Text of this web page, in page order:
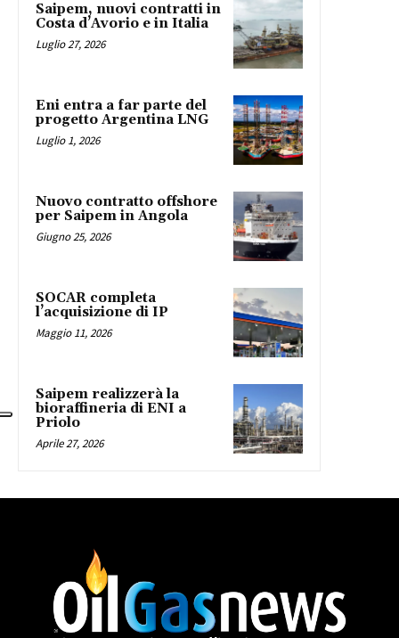
Saipem, nuovi contratti in
Costa d’Avorio e in Italia
Luglio 27, 2026
Eni entra a far parte del
progetto Argentina LNG
Luglio 1, 2026
Nuovo contratto offshore
per Saipem in Angola
Giugno 25, 2026
SOCAR completa
l’acquisizione di IP
Maggio 11, 2026
Saipem realizzerà la
bioraffineria di ENI a
Priolo
Aprile 27, 2026